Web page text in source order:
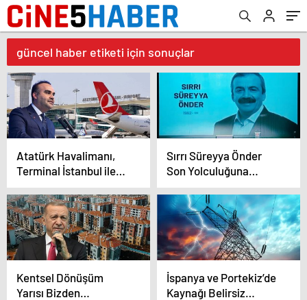
güncel haber etiketi için sonuçlar
Atatürk Havalimanı,
Terminal İstanbul ile
Dünyanın En Büyük
Teknoloji Girişimcilik
Merkezine Dönüşüyor
Sırrı Süreyya Önder
Son Yolculuğuna
Uğurlanıyor
Kentsel Dönüşüm
Yarısı Bizden
İspanya ve Portekiz’de
Kaynağı Belirsiz